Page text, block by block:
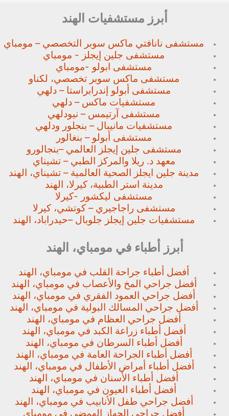
أبرز مستشفيات الهند
مستشفى نانافتي ماكس سوبر التخصصي – مومباي
مستشفى جلين إيجلز - مومباي
مستشفى ابولو -مومباي
مستشفى ماكس سوبر تخصصي، لكناو
مستشفى أبولو إندرابراستا – دلهي
مستشفيات ماكس – دلهي
مستشفى آرتيمس – نيودلهي
مستشفيات مانيبال – بنجلور ودلهي
مستشفى أبولو – بنغالور
مستشفى جلين إيجلز العالمي –بنجالورو
معهد د. ريلا والمركز الطبي – تشيناي
مدينة جلين ايجلز الصحية العالمية – تشيناي، الهند
مدينة استر الطبية، كيرلا، الهند
مستشفى ليكشور -كيرلا
مستشفى راجاجيري – كوتشي، كيرلا
مستشفيات جلين إيجلز جلوبال –حيدراباد، الهند
أبرز أطباء في مومباي، الهند
أفضل أطباء جراحة القلب في مومباي، الهند
أفضل جراحي المخ والأعصاب في مومباي، الهند
أفضل جراحي العمود الفقري في مومباي، الهند
أفضل جراحي المسالك البولية في مومباي، الهند
أفضل جراحي العظام في مومباي، الهند
أفضل أطباء زراعة الكبد في مومباي، الهند
أفضل أطباء السرطان في مومباي، الهند
أفضل أطباء الجراحة العامة في مومباي، الهند
أفضل أطباء أمراض الأطفال في مومباي، الهند
أفضل أطباء الأسنان في مومباي، الهند
أفضل أطباء العيون في مومباي، الهند
أفضل جراحي طفل الأنابيب في مومباي، الهند
أفضل جراحي الجهاز الهمضي في مومباي